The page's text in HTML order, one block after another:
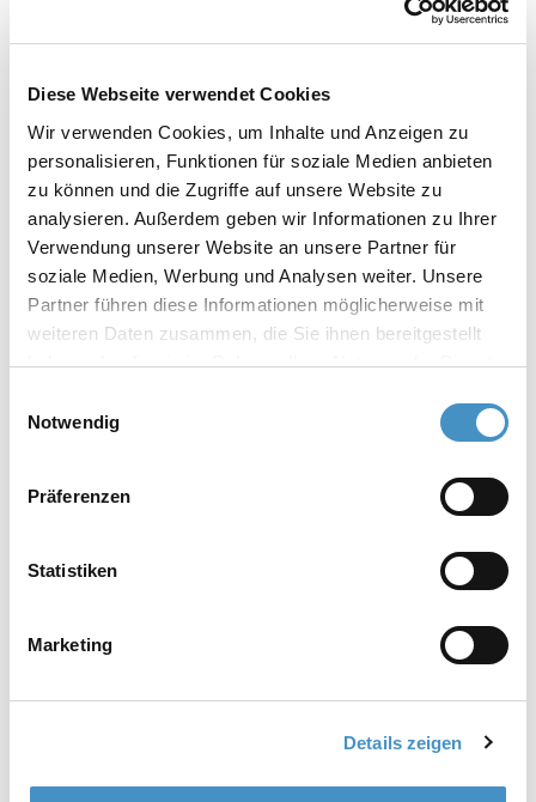
Diese Webseite verwendet Cookies
Wir verwenden Cookies, um Inhalte und Anzeigen zu
personalisieren, Funktionen für soziale Medien anbieten
zu können und die Zugriffe auf unsere Website zu
analysieren. Außerdem geben wir Informationen zu Ihrer
Verwendung unserer Website an unsere Partner für
soziale Medien, Werbung und Analysen weiter. Unsere
Partner führen diese Informationen möglicherweise mit
weiteren Daten zusammen, die Sie ihnen bereitgestellt
haben oder die sie im Rahmen Ihrer Nutzung der Dienste
unsererDatenschutzerklärung Impressum
Notwendig
Präferenzen
Statistiken
Marketing
Details zeigen
Disperseurs (pour unités de laboratoires
et pilote)
Disperseur DISPERMAT® LC
Disperseur DISPERMAT® AE